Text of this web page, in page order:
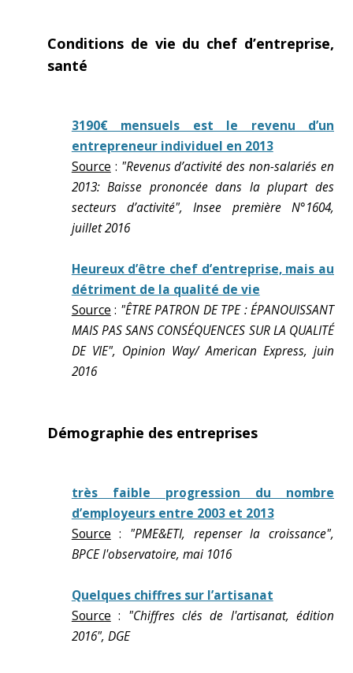
Conditions de vie du chef d’entreprise,
santé
3190€ mensuels est le revenu d’un
entrepreneur individuel en 2013
Source : "Revenus d’activité des non-salariés en
2013: Baisse prononcée dans la plupart des
secteurs d’activité", Insee première N°1604,
juillet 2016
Heureux d’être chef d’entreprise, mais au
détriment de la qualité de vie
Source : "ÊTRE PATRON DE TPE : ÉPANOUISSANT
MAIS PAS SANS CONSÉQUENCES SUR LA QUALITÉ
DE VIE", Opinion Way/ American Express, juin
2016
Démographie des entreprises
très faible progression du nombre
d’employeurs entre 2003 et 2013
Source : "PME&ETI, repenser la croissance",
BPCE l'observatoire, mai 1016
Quelques chiffres sur l’artisanat
Source : "Chiffres clés de l'artisanat, édition
2016", DGE